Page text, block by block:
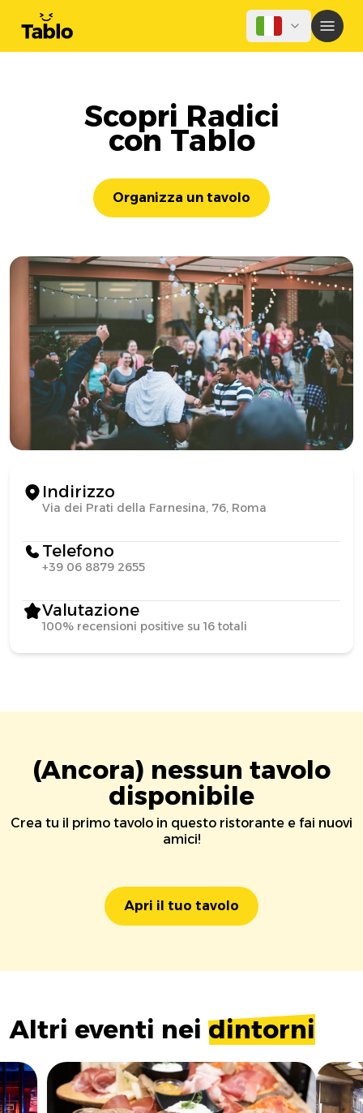
Scopri Radici
con Tablo
Organizza un tavolo
Indirizzo
Via dei Prati della Farnesina, 76, Roma
Telefono
+39 06 8879 2655
Valutazione
100% recensioni positive su 16 totali
(Ancora) nessun tavolo
disponibile
Crea tu il primo tavolo in questo ristorante e fai nuovi
amici!
Apri il tuo tavolo
Altri eventi nei dintorni